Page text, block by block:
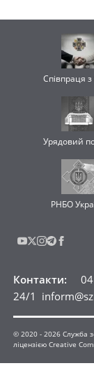
Співпраця
Урядовий
РНБО
Контакти:
24/1
© 2020 -2026 Служба
ліцензією Creative